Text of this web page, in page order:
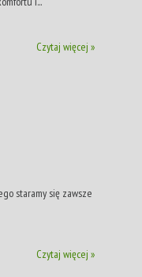
Czytaj więcej »
staramy się zawsze
Czytaj więcej »